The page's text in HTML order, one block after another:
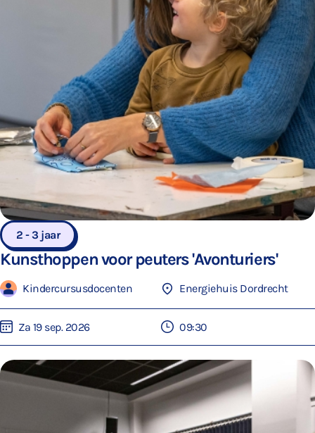
2 - 3 jaar
Kunsthoppen voor peuters 'Avonturiers'
Kindercursusdocenten Energiehuis Dordrecht
Za 19 sep. 2026 09:30